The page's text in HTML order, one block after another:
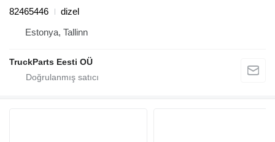
82465446
dizel
Estonya, Tallinn
TruckParts Eesti OÜ